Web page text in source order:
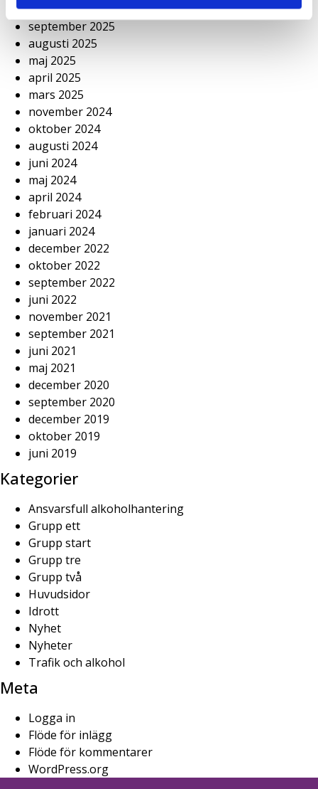
oktober 2025
september 2025
augusti 2025
maj 2025
april 2025
mars 2025
november 2024
oktober 2024
augusti 2024
juni 2024
maj 2024
april 2024
februari 2024
januari 2024
december 2022
oktober 2022
september 2022
juni 2022
november 2021
september 2021
juni 2021
maj 2021
december 2020
september 2020
december 2019
oktober 2019
juni 2019
Kategorier
Ansvarsfull alkoholhantering
Grupp ett
Grupp start
Grupp tre
Grupp två
Huvudsidor
Idrott
Nyhet
Nyheter
Trafik och alkohol
Meta
Logga in
Flöde för inlägg
Flöde för kommentarer
WordPress.org